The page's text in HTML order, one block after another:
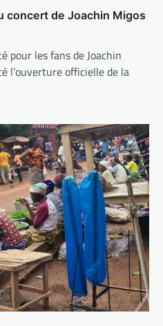
concert de Joachin Migos
pour les fans de Joachin
l’ouverture officielle de la